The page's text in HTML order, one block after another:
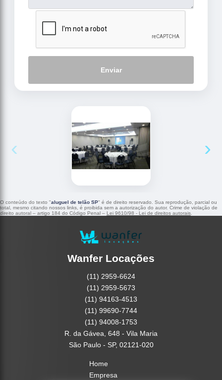
Enviar
‹ ›
O conteúdo do texto "aluguel de telão SP" é de direito reservado. Sua reprodução, parcial ou
total, mesmo citando nossos links, é proibida sem a autorização do autor. Crime de violação de
direito autoral – artigo 184 do Código Penal – Lei 9610/98 - Lei de direitos autorais
Wanfer Locações
(11) 2959-6624
(11) 2959-5673
(11) 94163-4513
(11) 99690-7744
(11) 94008-1753
R. da Gávea, 648 - Vila Maria
São Paulo - SP, 02121-020
Home
Empresa